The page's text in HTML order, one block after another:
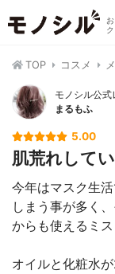
TOP コスメ
モノシル公
まるもふ
5.00
肌荒れして
今年はマスク生
しまう事が多く
からも使えるミス
オイルと化粧水